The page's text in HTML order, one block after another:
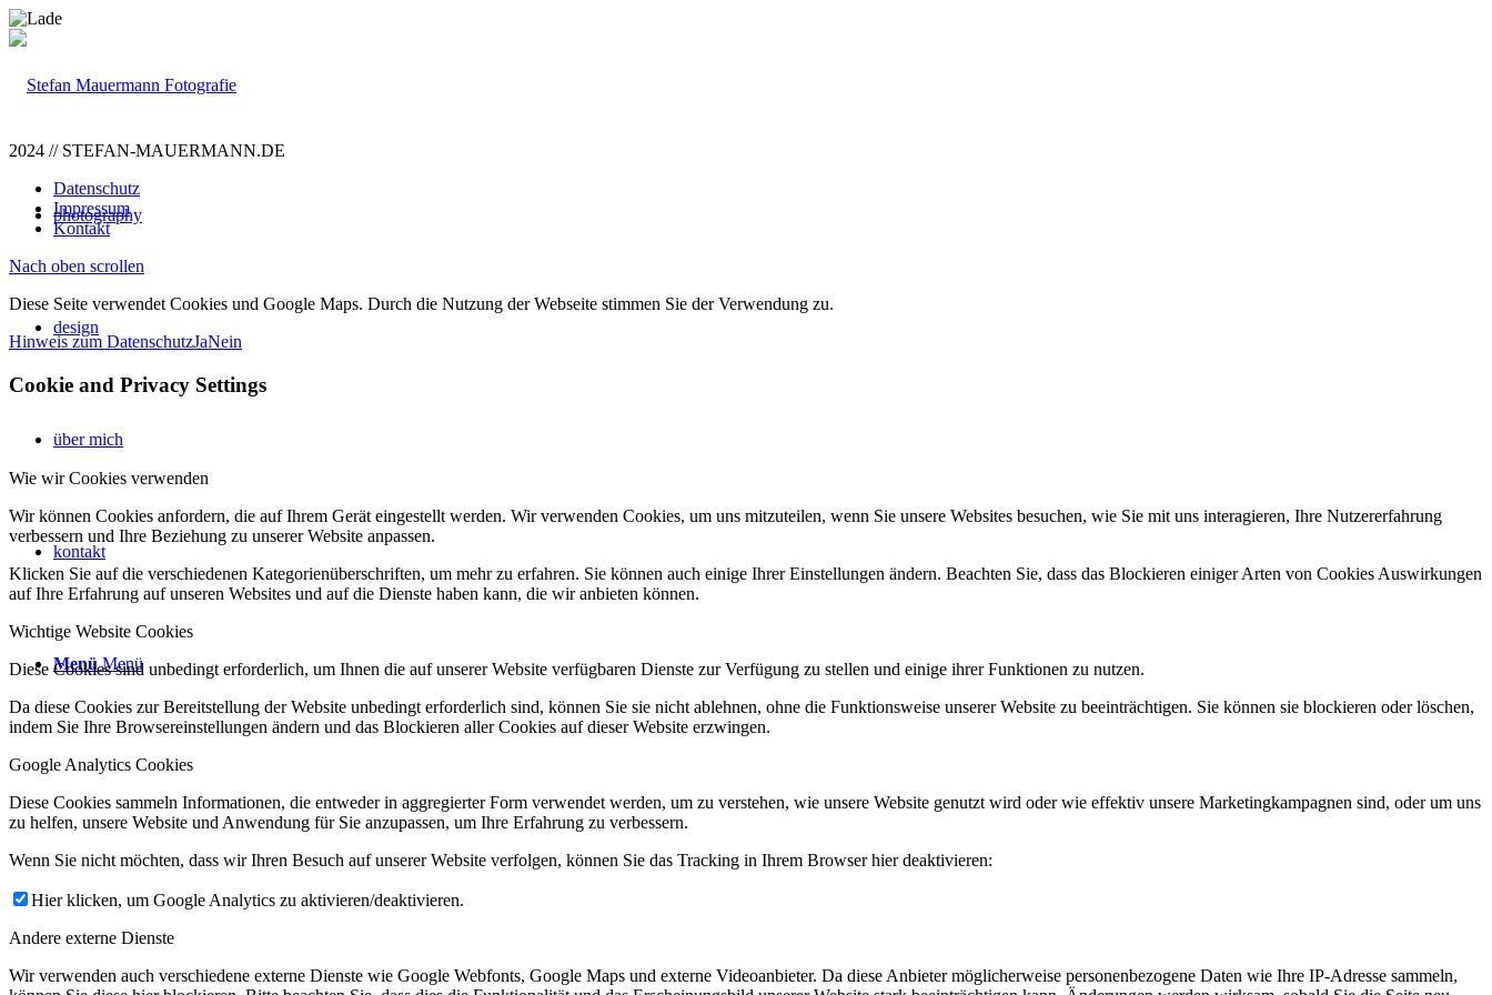
photography
design
über mich
kontakt
Menü Menü
2024 // STEFAN-MAUERMANN.DE
Datenschutz
Impressum
Kontakt
Nach oben scrollen
Diese Seite verwendet Cookies und Google Maps. Durch die Nutzung der Webseite stimmen Sie der Verwendung zu.
Hinweis zum DatenschutzJaNein
Cookie and Privacy Settings
Wie wir Cookies verwenden
Wir können Cookies anfordern, die auf Ihrem Gerät eingestellt werden. Wir verwenden Cookies, um uns mitzuteilen, wenn Sie unsere Websites besuchen, wie Sie mit uns interagieren, Ihre Nutzererfahrung
verbessern und Ihre Beziehung zu unserer Website anpassen.
Klicken Sie auf die verschiedenen Kategorienüberschriften, um mehr zu erfahren. Sie können auch einige Ihrer Einstellungen ändern. Beachten Sie, dass das Blockieren einiger Arten von Cookies Auswirkungen
auf Ihre Erfahrung auf unseren Websites und auf die Dienste haben kann, die wir anbieten können.
Wichtige Website Cookies
Diese Cookies sind unbedingt erforderlich, um Ihnen die auf unserer Website verfügbaren Dienste zur Verfügung zu stellen und einige ihrer Funktionen zu nutzen.
Da diese Cookies zur Bereitstellung der Website unbedingt erforderlich sind, können Sie sie nicht ablehnen, ohne die Funktionsweise unserer Website zu beeinträchtigen. Sie können sie blockieren oder löschen,
indem Sie Ihre Browsereinstellungen ändern und das Blockieren aller Cookies auf dieser Website erzwingen.
Google Analytics Cookies
Diese Cookies sammeln Informationen, die entweder in aggregierter Form verwendet werden, um zu verstehen, wie unsere Website genutzt wird oder wie effektiv unsere Marketingkampagnen sind, oder um uns
zu helfen, unsere Website und Anwendung für Sie anzupassen, um Ihre Erfahrung zu verbessern.
Wenn Sie nicht möchten, dass wir Ihren Besuch auf unserer Website verfolgen, können Sie das Tracking in Ihrem Browser hier deaktivieren:
Hier klicken, um Google Analytics zu aktivieren/deaktivieren.
Andere externe Dienste
Wir verwenden auch verschiedene externe Dienste wie Google Webfonts, Google Maps und externe Videoanbieter. Da diese Anbieter möglicherweise personenbezogene Daten wie Ihre IP-Adresse sammeln,